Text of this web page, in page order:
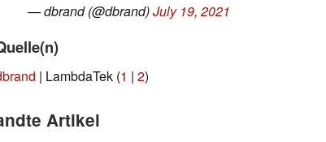
— dbrand (@dbrand)July 19, 2021
| LambdaTek (1 | 2)
Artikel